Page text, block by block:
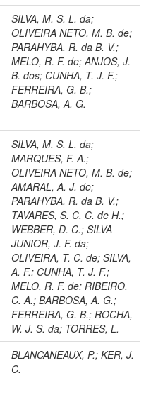
SILVA, M. S. L. da;
OLIVEIRA NETO, M. B. de;
PARAHYBA, R. da B. V.;
MELO, R. F. de; ANJOS, J.
B. dos; CUNHA, T. J. F.;
FERREIRA, G. B.;
BARBOSA, A. G.
SILVA, M. S. L. da;
MARQUES, F. A.;
OLIVEIRA NETO, M. B. de;
AMARAL, A. J. do;
PARAHYBA, R. da B. V.;
TAVARES, S. C. C. de H.;
WEBBER, D. C.; SILVA
JUNIOR, J. F. da;
OLIVEIRA, T. C. de; SILVA,
A. F.; CUNHA, T. J. F.;
MELO, R. F. de; RIBEIRO,
C. A.; BARBOSA, A. G.;
FERREIRA, G. B.; ROCHA,
W. J. S. da; TORRES, L.
BLANCANEAUX, P.; KER, J.
C.